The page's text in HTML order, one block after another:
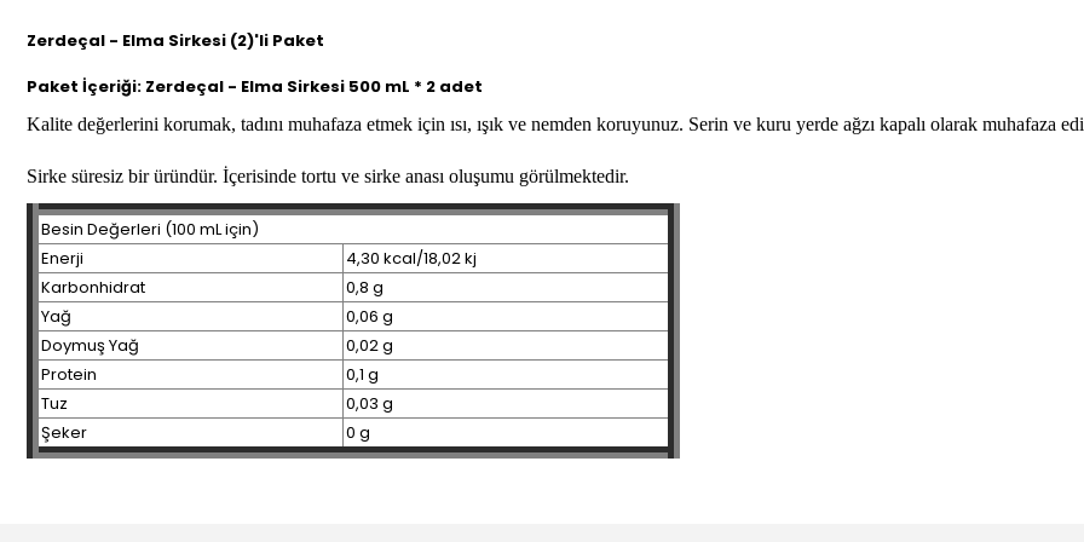
Zerdeçal - Elma Sirkesi (2)'li Paket
Paket İçeriği: Zerdeçal - Elma Sirkesi 500 mL * 2 adet
Kalite değerlerini korumak, tadını muhafaza etmek için ısı, ışık ve nemden koruyunuz. Serin ve kuru yerde ağzı kapalı olarak muhafaza
Sirke süresiz bir üründür. İçerisinde tortu ve sirke anası oluşumu görülmektedir.
Besin Değerleri (100 mL için)
Enerji
4,30 kcal/18,02 kj
Karbonhidrat
0,8 g
Yağ
0,06 g
Doymuş Yağ
0,02 g
Protein
0,1 g
Tuz
0,03 g
Şeker
0 g